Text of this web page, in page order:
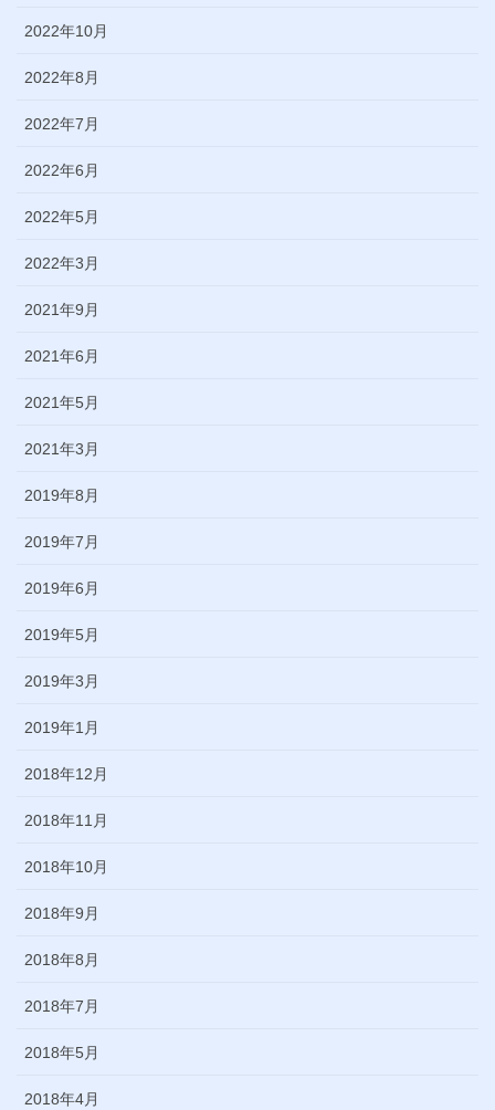
2022年10月
2022年8月
2022年7月
2022年6月
2022年5月
2022年3月
2021年9月
2021年6月
2021年5月
2021年3月
2019年8月
2019年7月
2019年6月
2019年5月
2019年3月
2019年1月
2018年12月
2018年11月
2018年10月
2018年9月
2018年8月
2018年7月
2018年5月
2018年4月